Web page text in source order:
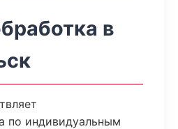
в
по индивидуальным